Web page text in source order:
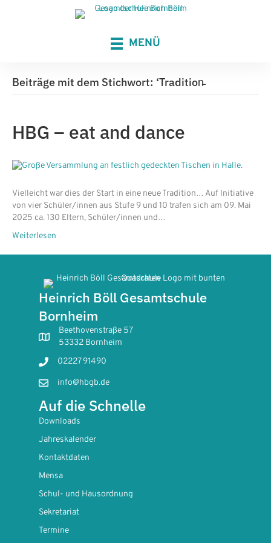
MENÜ
Beiträge mit dem Stichwort: ‘Tradition̵
HBG – eat and dance
Vielleicht war dies der Start in eine neue Tradition… Auf Initiative
von vier Schüler/innen aus Stufe 9 und 10 trafen sich am 09. Mai
2025 ca. 130 Eltern, Schüler/innen und…
Weiterlesen
Heinrich Böll Gesamtschule
Bornheim
Beethovenstraße 57
53332 Bornheim
02227 91490
info@hbgb.de
Auf die Schnelle
Downloads
Jahreskalender
Kontaktdaten
Mensa
Schul- und Hausordnung
Sekretariat
Termine